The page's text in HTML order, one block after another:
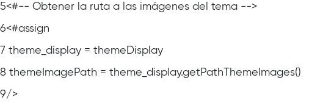
5<#-- Obtener la ruta a las imágenes del tema -->
6<#assign
7 theme_display = themeDisplay
8 themeImagePath = theme_display.getPathThemeImages()
9/>